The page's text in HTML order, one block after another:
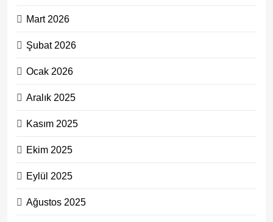
Mart 2026
Şubat 2026
Ocak 2026
Aralık 2025
Kasım 2025
Ekim 2025
Eylül 2025
Ağustos 2025